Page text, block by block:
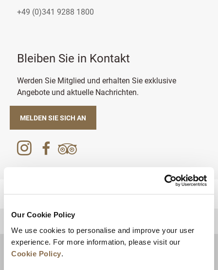
Our Cookie Policy
We use cookies to personalise and improve your user
experience. For more information, please visit our
Cookie Policy.
+49 (0)341 9288 1800
Bleiben Sie in Kontakt
Werden Sie Mitglied und erhalten Sie exklusive
Angebote und aktuelle Nachrichten.
MELDEN SIE SICH AN